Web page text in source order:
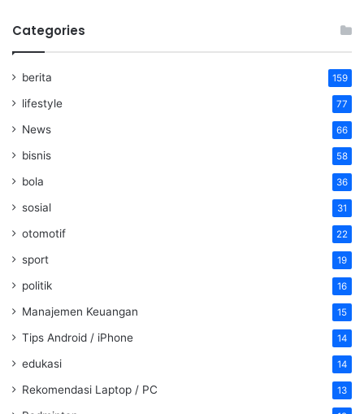
Categories
berita 159
lifestyle 77
News 66
bisnis 58
bola 36
sosial 31
otomotif 22
sport 19
politik 16
Manajemen Keuangan 15
Tips Android / iPhone 14
edukasi 14
Rekomendasi Laptop / PC 13